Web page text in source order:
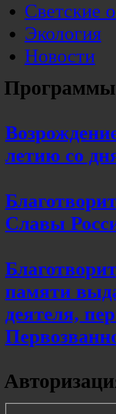
Светские
Экология
Новости
летию со
Славы
памяти
деятеля,